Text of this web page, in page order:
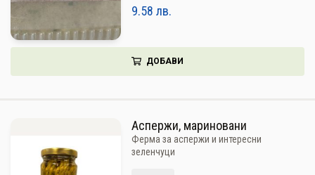
9.58 лв.
ДОБАВИ
Аспержи, мариновани
Ферма за аспержи и интересни
зеленчуци